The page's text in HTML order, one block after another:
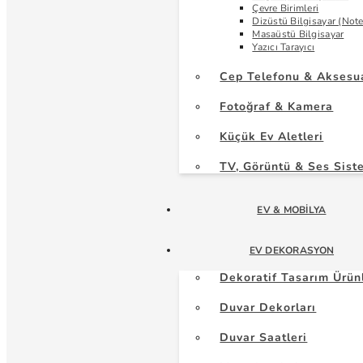
Çevre Birimleri
Dizüstü Bilgisayar
Masaüstü Bilgisayar
Yazıcı Tarayıcı
Cep Telefonu &
Fotoğraf & Kamera
Küçük Ev Aletleri
TV, Görüntü & Ses
EV & MOBILYA
EV DEKORASYON
Dekoratif Tasarım
Duvar Dekorları
Duvar Saatleri